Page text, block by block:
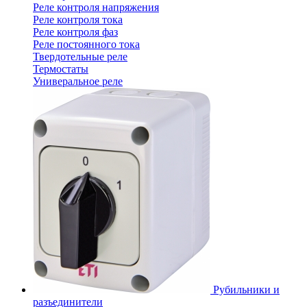
Реле контроля напряжения
Реле контроля тока
Реле контроля фаз
Реле постоянного тока
Твердотельные реле
Термостаты
Универальное реле
Рубильники и
разъединители